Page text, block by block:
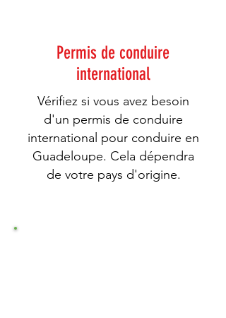
Permis de conduire
international
Vérifiez si vous avez besoin
d'un permis de conduire
international pour conduire en
Guadeloupe. Cela dépendra
de votre pays d'origine.